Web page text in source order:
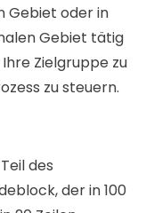
Gebiet oder in
Gebiet tätig
Zielgruppe zu
zu steuern.
des
der in 100